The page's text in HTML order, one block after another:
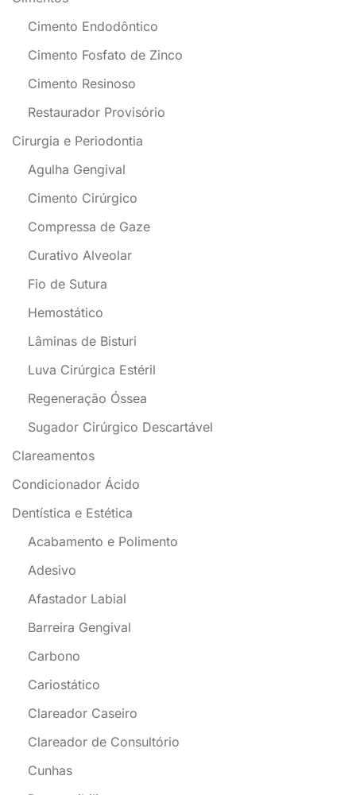
Cimento Endodôntico
Cimento Fosfato de Zinco
Cimento Resinoso
Restaurador Provisório
Cirurgia e Periodontia
Agulha Gengival
Cimento Cirúrgico
Compressa de Gaze
Curativo Alveolar
Fio de Sutura
Hemostático
Lâminas de Bisturi
Luva Cirúrgica Estéril
Regeneração Óssea
Sugador Cirúrgico Descartável
Clareamentos
Condicionador Ácido
Dentística e Estética
Acabamento e Polimento
Adesivo
Afastador Labial
Barreira Gengival
Carbono
Cariostático
Clareador Caseiro
Clareador de Consultório
Cunhas